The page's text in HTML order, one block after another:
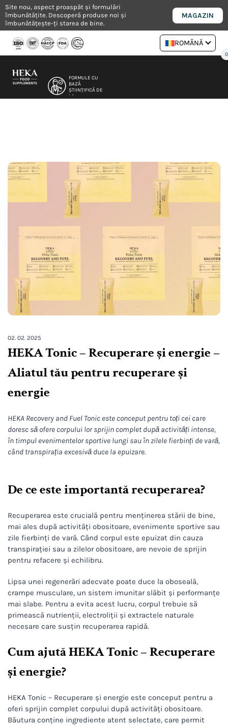
Salt
la
conținut
Site nou, aspect proaspăt și formulări
îmbunătățite. Descoperă produse noi și
îmbunătățește-ți starea de bine.
MAGAZIN
ROMÂNĂ
FORMULE CU
BAZĂ
ȘTIINȚIFICĂ DE
LA
0
02. 02. 2025
HEKA Tonic – Recuperare și energie –
Aliatul tău pentru recuperare și
energie
HEKA Recovery and Fuel Tonic este conceput pentru toți cei care
doresc să ofere corpului lor sprijin complet după activități intense,
în timpul evenimentelor sportive lungi sau în zilele fierbinți de vară,
când transpirația excesivă duce la epuizare.
De ce este importantă recuperarea?
Recuperarea este crucială pentru menținerea stării de bine,
mai ales după activități obositoare, evenimente sportive sau
zile fierbinți de vară. Când corpul este epuizat din cauza
transpirației sau a zilelor obositoare, are nevoie de sprijin
pentru refacere și echilibru.
Lipsa unei regenerări adecvate poate duce la oboseală,
crampe musculare, un sistem imunitar slăbit și performanțe
mai slabe. Pentru a evita acest lucru, corpul trebuie să
primească nutrienții, electroliții și extractele naturale
necesare care susțin recuperarea rapidă.
Cum ajută HEKA Tonic – Recuperare
și energie?
HEKA Tonic – Recuperare și energie este conceput pentru a
oferi sprijin complet corpului după activități obositoare.
Băutura conține ingrediente atent selectate, care permit